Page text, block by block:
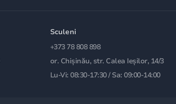
Sculeni
+373 78 808 898
or. Chișinău, str. Calea Ieșilor, 14/3
Lu-Vi: 08:30-17:30 / Sa: 09:00-14:00